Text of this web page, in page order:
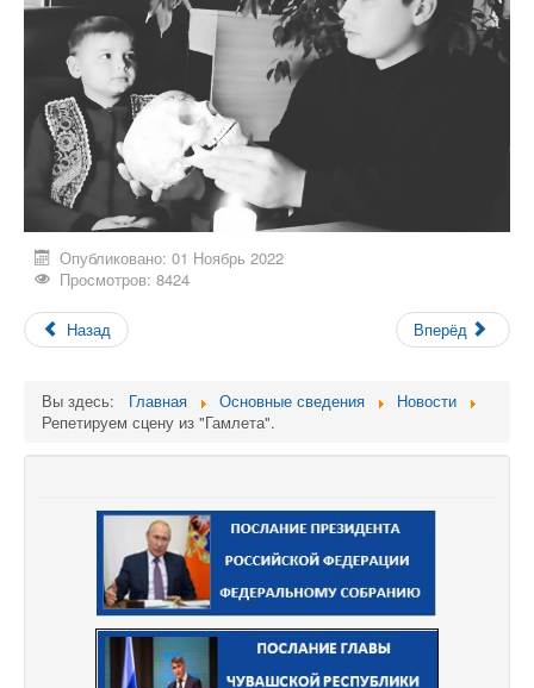
Опубликовано: 01 Ноябрь 2022
Просмотров: 8424
Назад Вперёд
Вы здесь: Главная Основные сведения
Новости
Репетируем сцену из "Гамлета".